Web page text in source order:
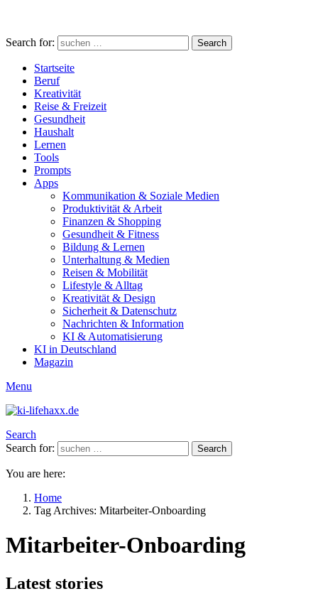
Search for: Search
Startseite
Beruf
Kreativität
Reise & Freizeit
Gesundheit
Haushalt
Lernen
Tools
Prompts
Apps
Kommunikation & Soziale Medien
Produktivität & Arbeit
Finanzen & Shopping
Gesundheit & Fitness
Bildung & Lernen
Unterhaltung & Medien
Reisen & Mobilität
Lifestyle & Alltag
Kreativität & Design
Sicherheit & Datenschutz
Nachrichten & Information
KI & Automatisierung
KI in Deutschland
Magazin
Menu
Search
Search for:
Search
You are here:
Home
Tag Archives: Mitarbeiter-Onboarding
Mitarbeiter-Onboarding
Latest stories